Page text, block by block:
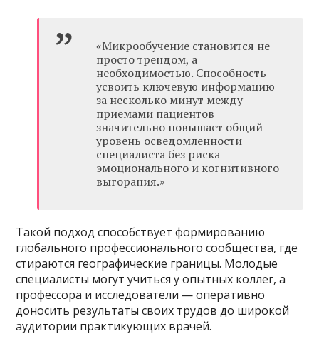
«Микрообучение становится не
просто трендом, а
необходимостью. Способность
усвоить ключевую информацию
за несколько минут между
приемами пациентов
значительно повышает общий
уровень осведомленности
специалиста без риска
эмоционального и когнитивного
выгорания.»
Такой подход способствует формированию
глобального профессионального сообщества, где
стираются географические границы. Молодые
специалисты могут учиться у опытных коллег, а
профессора и исследователи — оперативно
доносить результаты своих трудов до широкой
аудитории практикующих врачей.